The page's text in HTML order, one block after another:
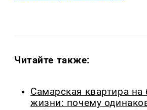
Читайте также:
Самарская квартира на
жизни: почему